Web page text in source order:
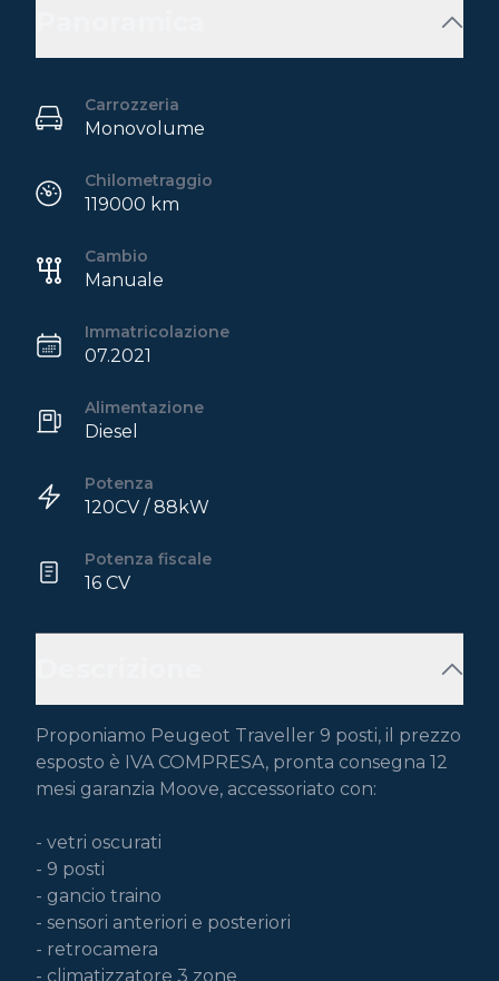
Carrozzeria
Monovolume
Chilometraggio
119000 km
Cambio
Manuale
Immatricolazione
07.2021
Alimentazione
Diesel
Potenza
120CV / 88kW
Potenza fiscale
16 CV
Proponiamo Peugeot Traveller 9 posti, il prezzo
esposto è IVA COMPRESA, pronta consegna 12
mesi garanzia Moove, accessoriato con:
- vetri oscurati
- 9 posti
- gancio traino
- sensori anteriori e posteriori
- retrocamera
- climatizzatore 3 zone